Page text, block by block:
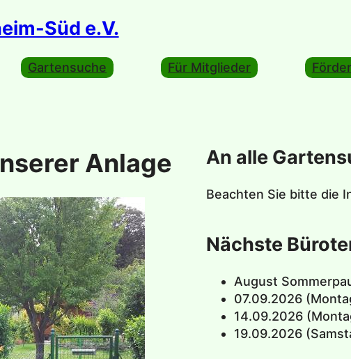
Süd e.V.
Gartensuche Für Mitglieder
Anlage An alle
Beachten Sie bitte die
Nächste
August
07.09.2026
14.09.2026
19.09.2026